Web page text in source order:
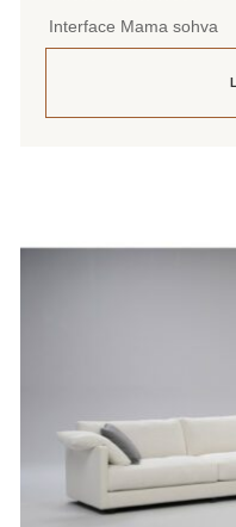
Interface Mama sohva